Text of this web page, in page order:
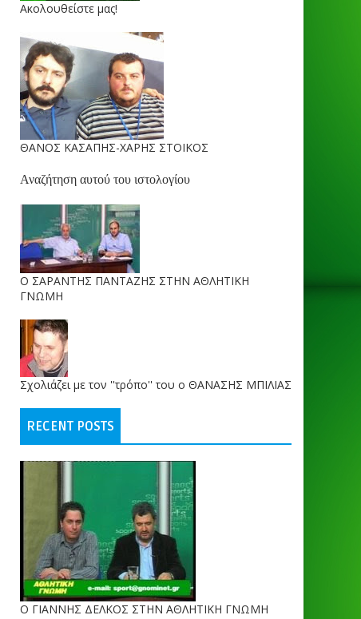
Ακολουθείστε μας!
ΘΑΝΟΣ ΚΑΣΑΠΗΣ-ΧΑΡΗΣ ΣΤΟΙΚΟΣ
Αναζήτηση αυτού του ιστολογίου
O ΣΑΡΑΝΤΗΣ ΠΑΝΤΑΖΗΣ ΣΤΗΝ ΑΘΛΗΤΙΚΗ
ΓΝΩΜΗ
Σχολιάζει με τον ''τρόπο'' του ο ΘΑΝΑΣΗΣ ΜΠΙΛΙΑΣ
RECENT POSTS
Ο ΓΙΑΝΝΗΣ ΔΕΛΚΟΣ ΣΤΗΝ ΑΘΛΗΤΙΚΗ ΓΝΩΜΗ